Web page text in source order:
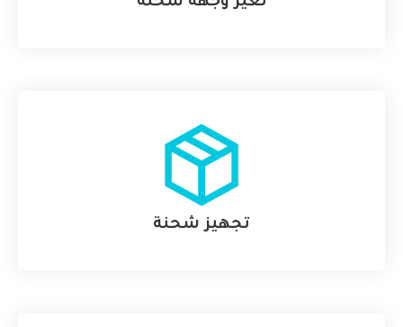
تجهيز شحنة